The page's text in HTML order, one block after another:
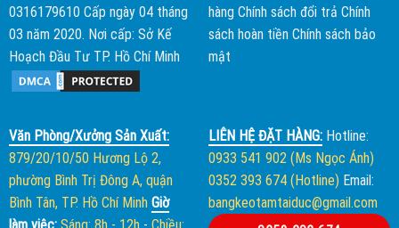
0316179610 Cấp ngày 04 tháng
03 năm 2020. Nơi cấp: Sở Kế
Hoạch Đầu Tư TP. Hồ Chí Minh
hàng Chính sách đổi trả Chính
sách hoàn tiền Chính sách bảo
mật
Văn Phòng/Xưởng Sản Xuất:
879/20/10/50 Hương Lộ 2,
phường Bình Trị Đông A, quận
Bình Tân, TP. Hồ Chí Minh Giờ
làm việc: Sáng: 8h - 12h- Chiều:
LIÊN HỆ ĐẶT HÀNG:Hotline:
0933 541 902 (Ms Ngọc Ánh)
0352 393 674 (Hotline) Email:
bangkeotamtaiduc@gmail.com